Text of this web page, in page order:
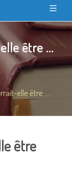
être ...
elle être ...
être